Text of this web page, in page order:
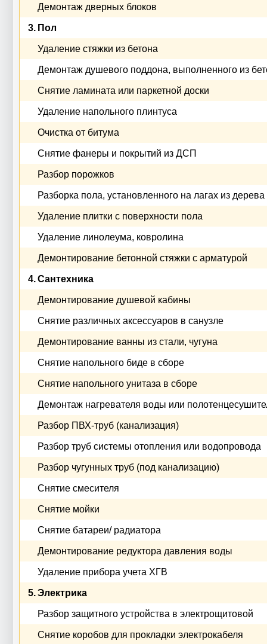
Демонтаж дверных блоков
3. Пол
Удаление стяжки из бетона
Демонтаж душевого поддона, выполненного из
Снятие ламината или паркетной доски
Удаление напольного плинтуса
Очистка от битума
Снятие фанеры и покрытий из ДСП
Разбор порожков
Разборка пола, установленного на лагах из дерева
Удаление плитки с поверхности пола
Удаление линолеума, ковролина
Демонтирование бетонной стяжки с арматурой
4. Сантехника
Демонтирование душевой кабины
Снятие различных аксессуаров в санузле
Демонтирование ванны из стали, чугуна
Снятие напольного биде в сборе
Снятие напольного унитаза в сборе
Демонтаж нагревателя воды или
Разбор ПВХ-труб (канализация)
Разбор труб системы отопления или водопровода
Разбор чугунных труб (под канализацию)
Снятие смесителя
Снятие мойки
Снятие батареи/ радиатора
Демонтирование редуктора давления воды
Удаление прибора учета ХГВ
5. Электрика
Разбор защитного устройства в электрощитовой
Снятие коробов для прокладки электрокабеля